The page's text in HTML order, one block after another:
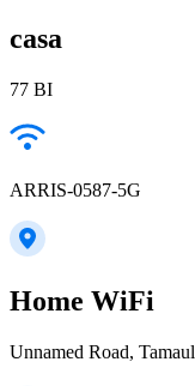
casa
77 BI
ARRIS-0587-5G
Home WiFi
Unnamed Road,